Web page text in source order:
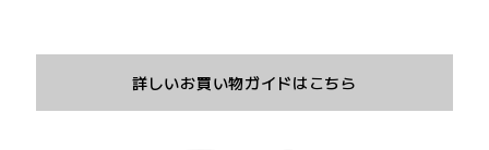
詳しいお買い物ガイドはこちら